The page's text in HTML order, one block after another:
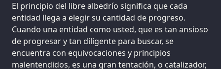
El principio del libre albedrío significa que cada
entidad llega a elegir su cantidad de progreso.
Cuando una entidad como usted, que es tan ansioso
de progresar y tan diligente para buscar, se
encuentra con equivocaciones y principios
malentendidos, es una gran tentación, o catalizador,